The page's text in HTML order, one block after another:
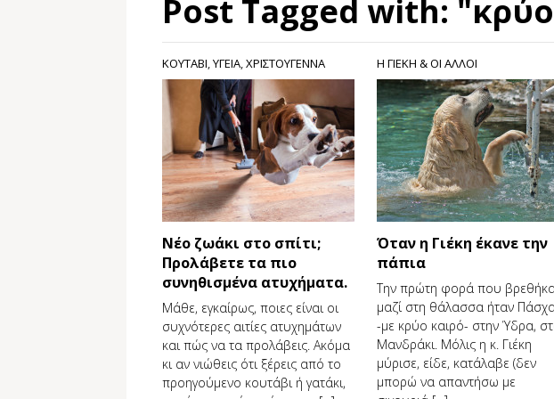
Post Tagged with:
ΚΟΥΤΑΒΙ,ΥΓΕΙΑ,ΧΡΙΣΤΟΥΓΕΝΝΑ
Νέο ζωάκι στο σπίτι;
Προλάβετε τα πιο
συνηθισμένα ατυχήματα.
Μάθε, εγκαίρως, ποιες είναι οι
συχνότερες αιτίες ατυχημάτων
και πώς να τα προλάβεις. Ακόμα
κι αν νιώθεις ότι ξέρεις από το
προηγούμενο κουτάβι ή γατάκι,
Η ΓΙΕΚΗ & ΟΙ ΑΛΛΟΙ
Όταν η Γιέκη έκανε την
πάπια
Την πρώτη φορά που
μαζί στη θάλασσα ήταν
-με κρύο καιρό- στην Ύδρα,
Μανδράκι. Μόλις η κ. Γιέκη
μύρισε, είδε, κατάλαβε (δεν
μπορώ να απαντήσω με